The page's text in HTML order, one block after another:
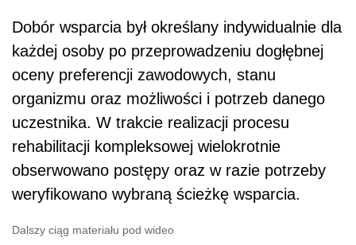
Dobór wsparcia był określany indywidualnie dla
każdej osoby po przeprowadzeniu dogłębnej
oceny preferencji zawodowych, stanu
organizmu oraz możliwości i potrzeb danego
uczestnika. W trakcie realizacji procesu
rehabilitacji kompleksowej wielokrotnie
obserwowano postępy oraz w razie potrzeby
weryfikowano wybraną ścieżkę wsparcia.
Dalszy ciąg materiału pod wideo